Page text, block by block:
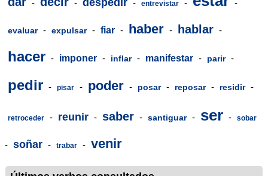
- - - entrevistar - -
evaluar - expulsar - fiar - haber - hablar -
hacer - imponer - inflar - manifestar - parir -
pedir - pisar - poder - posar - reposar - residir -
retroceder - reunir - saber - santiguar - ser - sobar
- soñar - trabar - venir